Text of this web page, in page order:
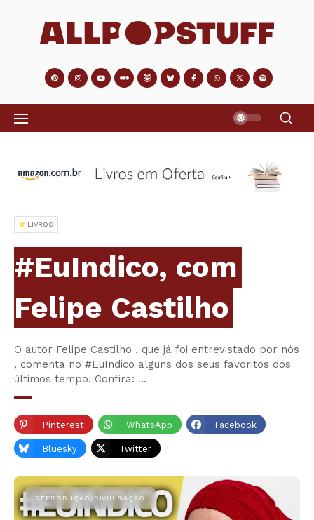
LIVROS
#EuIndico, com
Felipe Castilho
O autor Felipe Castilho , que já foi entrevistado por nós
, comenta no #EuIndico alguns dos seus favoritos dos
últimos tempo. Confira: …
Pinterest WhatsApp Facebook
Bluesky Twitter